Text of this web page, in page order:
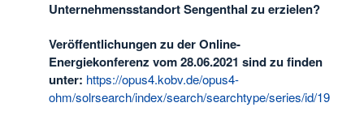
Unternehmensstandort Sengenthal zu erzielen?
Veröffentlichungen zu der Online-
Energiekonferenz vom 28.06.2021 sind zu finden
unter: https://opus4.kobv.de/opus4-
ohm/solrsearch/index/search/searchtype/series/id/19